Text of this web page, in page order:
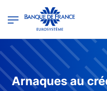
Banque de France - Menu
Arnaques au